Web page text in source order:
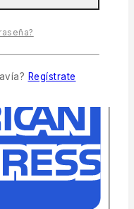
Regístrate